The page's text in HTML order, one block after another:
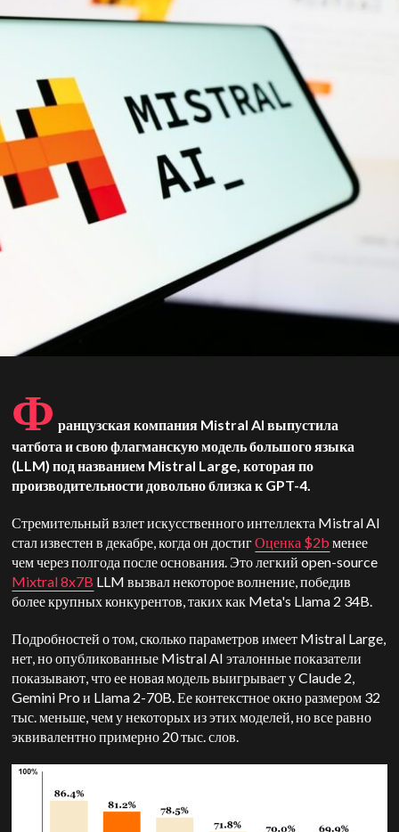
Ф ранцузская компания Mistral AI выпустила
чатбота и свою флагманскую модель большого языка
(LLM) под названием Mistral Large, которая по
производительности довольно близка к GPT-4.
Стремительный взлет искусственного интеллекта Mistral AI
стал известен в декабре, когда он достигОценка $2b менее
чем через полгода после основания. Это легкий open-source
Mixtral 8x7B LLM вызвал некоторое волнение, победив
более крупных конкурентов, таких как Meta's Llama 2 34B.
Подробностей о том, сколько параметров имеет Mistral Large,
нет, но опубликованные Mistral AI эталонные показатели
показывают, что ее новая модель выигрывает у Claude 2,
Gemini Pro и Llama 2-70B. Ее контекстное окно размером 32
тыс. меньше, чем у некоторых из этих моделей, но все равно
эквивалентно примерно 20 тыс. слов.